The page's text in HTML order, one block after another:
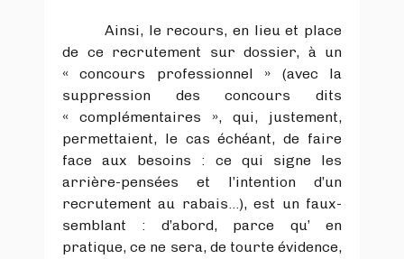
Ainsi, le recours, en lieu et place
de ce recrutement sur dossier, à un
« concours professionnel » (avec la
suppression des concours dits
« complémentaires », qui, justement,
permettaient, le cas échéant, de faire
face aux besoins : ce qui signe les
arrière-pensées et l’intention d’un
recrutement au rabais…), est un faux-
semblant : d’abord, parce qu’ en
pratique, ce ne sera, de tourte évidence,